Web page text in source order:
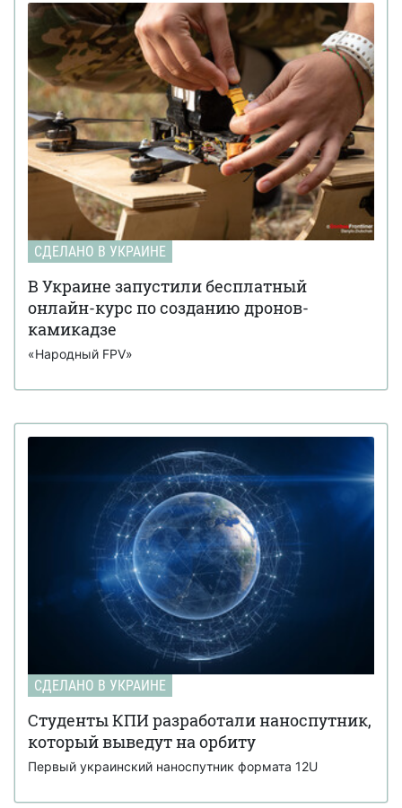
СДЕЛАНО В УКРАИНЕ
В Украине запустили бесплатный
онлайн-курс по созданию дронов-
камикадзе
«Народный FPV»
СДЕЛАНО В УКРАИНЕ
Студенты КПИ разработали наноспутник,
который выведут на орбиту
Первый украинский наноспутник формата 12U